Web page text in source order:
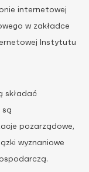
internetowej
w zakładce
Instytutu
składać
są
pozarządowe,
wyznaniowe